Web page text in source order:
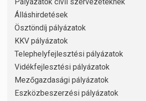
Álláshirdetések
Ösztöndíj pályázatok
KKV pályázatok
Telephelyfejlesztési pályázatok
Vidékfejlesztési pályázatok
Mezőgazdasági pályázatok
Eszközbeszerzési pályázatok